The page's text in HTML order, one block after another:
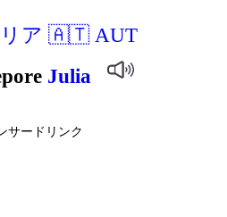
リア 🇦🇹 AUT
Julia
サードリンク